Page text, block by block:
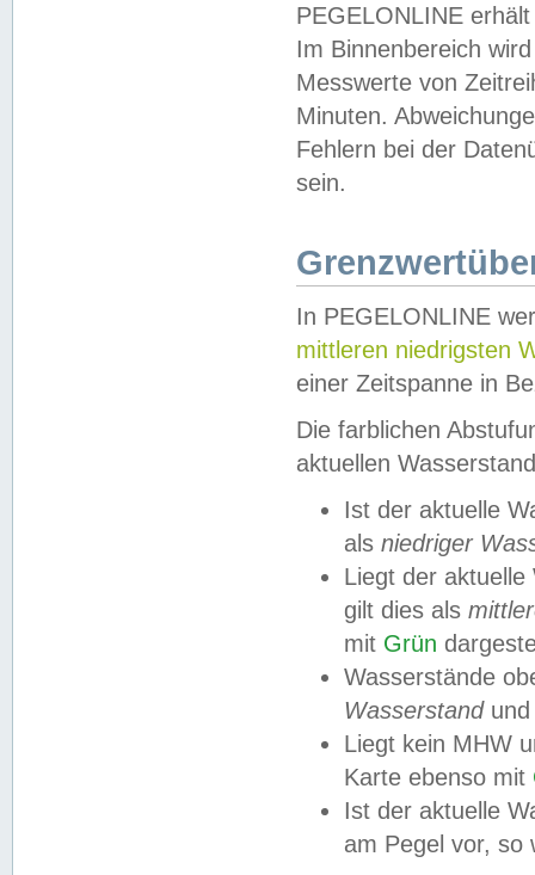
PEGELONLINE
Im Binnenbereich
Messwerte von
Minuten.
Fehlern bei der
sein.
In PEGELONLINE
mittleren niedrigsten
einer Zeitspanne in
Die farblichen
aktuellen
Ist der aktuelle
als niedriger
Liegt der
gilt dies als
mit Grün
Wasserstände
Wasserstandund
Liegt kein MHW
Karte ebenso mit
Ist der aktuelle
am Pegel vor,